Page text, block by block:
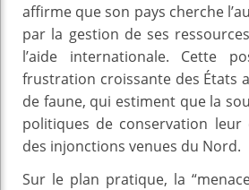
affirme que son pays cherche
par la gestion de ses
l’aide internationale. Cette
frustration croissante des États
de faune, qui estiment que la
politiques de conservation leur
des injonctions venues du Nord.
Sur le plan pratique, la